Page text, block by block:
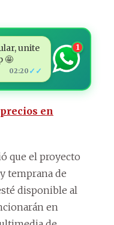
unite
🤩
02:20 ✓✓
1
en
que el proyecto
temprana de
disponible al
en